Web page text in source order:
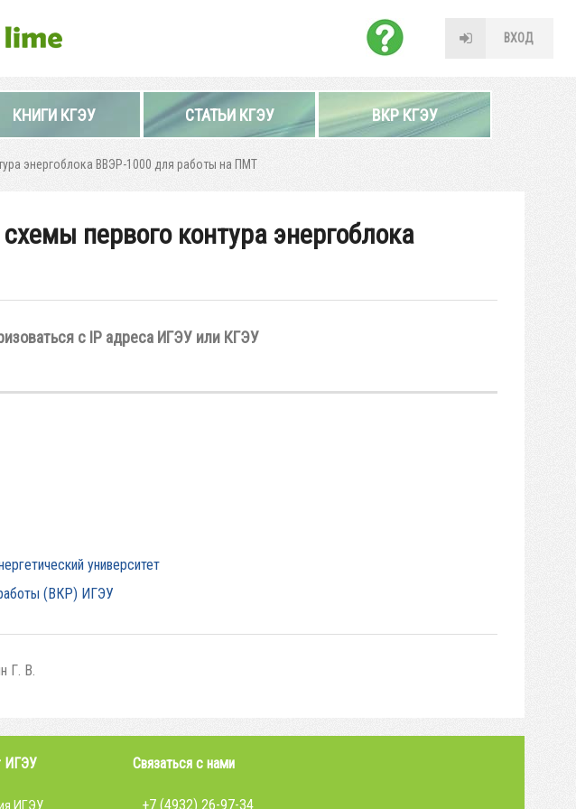
ВХОД
КНИГИ КГЭУ СТАТЬИ КГЭУ ВКР КГЭУ
энергоблока ВВЭР-1000 для работы на ПМТ
первого контура энергоблока
с IP адреса ИГЭУ или КГЭУ
университет
(ВКР) ИГЭУ
Г. В.
ИГЭУ
ИГЭУ
Связаться с нами
+7 (4932) 26-97-34